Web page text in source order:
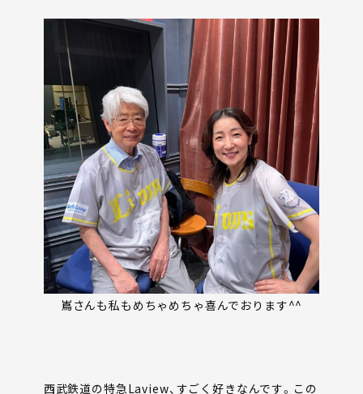
嶌さんも私もめちゃめちゃ喜んでおります^^
西武鉄道の特急Laview、すごく好きなんです。この